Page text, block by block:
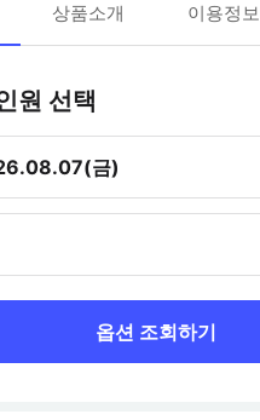
상품소개 이용정보
원 선택
금)
옵션 조회하기